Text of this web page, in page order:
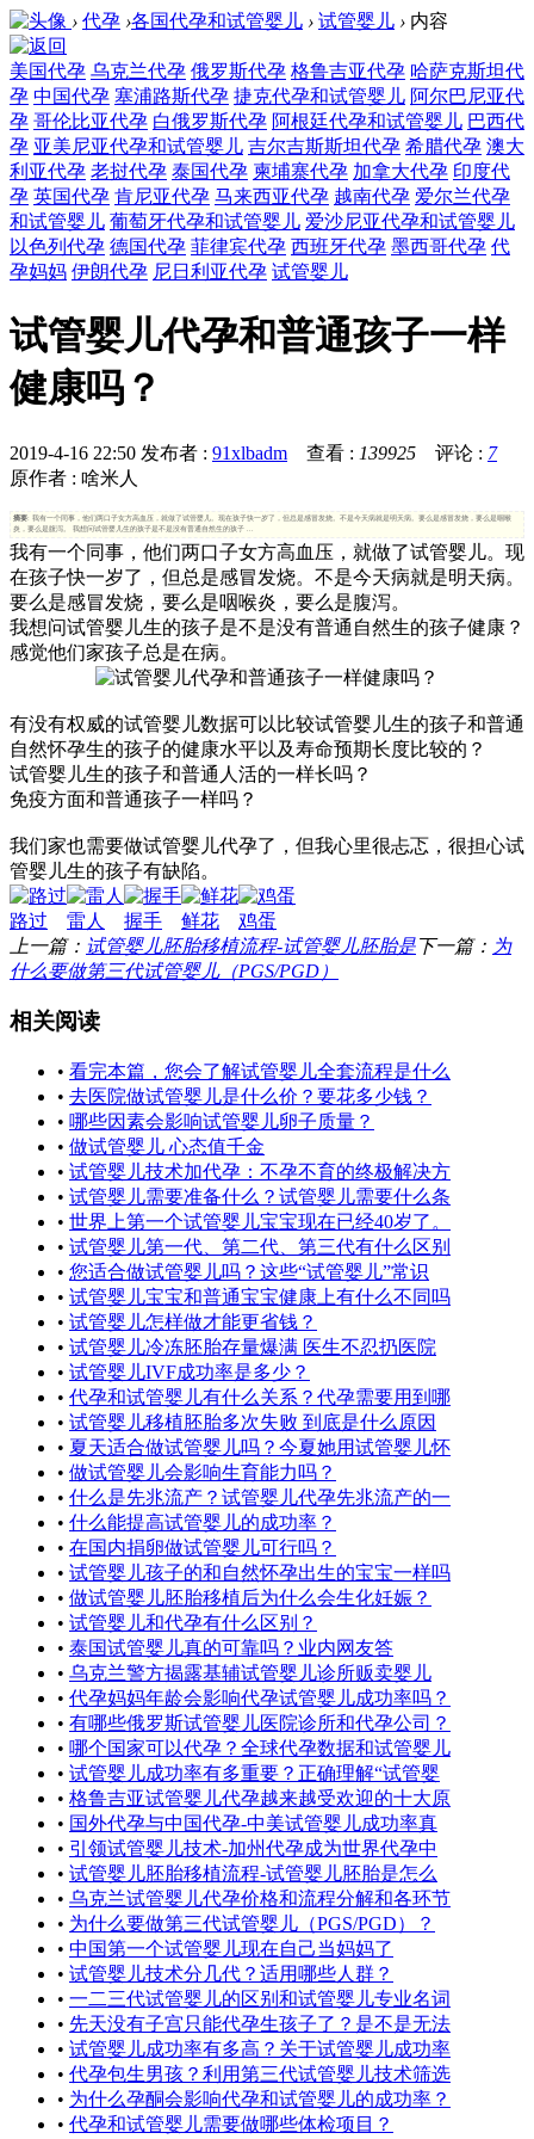
› 代孕 ›各国代孕和试管婴儿 › 试管婴儿 › 内容
美国代孕 乌克兰代孕 俄罗斯代孕 格鲁吉亚代孕 哈萨克斯坦代
孕 中国代孕 塞浦路斯代孕 捷克代孕和试管婴儿 阿尔巴尼亚代
孕 哥伦比亚代孕 白俄罗斯代孕 阿根廷代孕和试管婴儿 巴西代
孕 亚美尼亚代孕和试管婴儿 吉尔吉斯斯坦代孕 希腊代孕 澳大
利亚代孕 老挝代孕 泰国代孕 柬埔寨代孕 加拿大代孕 印度代
孕 英国代孕 肯尼亚代孕 马来西亚代孕 越南代孕 爱尔兰代孕
和试管婴儿 葡萄牙代孕和试管婴儿 爱沙尼亚代孕和试管婴儿
以色列代孕 德国代孕 菲律宾代孕 西班牙代孕 墨西哥代孕 代
孕妈妈 伊朗代孕 尼日利亚代孕 试管婴儿
试管婴儿代孕和普通孩子一样
健康吗？
2019-4-16 22:50 发布者 : 91xlbadm 查看 : 139925 评论 : 7
原作者 : 啥米人
摘要: 我有一个同事，他们两口子女方高血压，就做了试管婴儿。现在孩子快一岁了，但总是感冒发烧。不是今天病就是明天病。要么是感冒发烧，要么是咽喉
炎，要么是腹泻。 我想问试管婴儿生的孩子是不是没有普通自然生的孩子 ...
我有一个同事，他们两口子女方高血压，就做了试管婴儿。现
在孩子快一岁了，但总是感冒发烧。不是今天病就是明天病。
要么是感冒发烧，要么是咽喉炎，要么是腹泻。
我想问试管婴儿生的孩子是不是没有普通自然生的孩子健康？
感觉他们家孩子总是在病。
有没有权威的试管婴儿数据可以比较试管婴儿生的孩子和普通
自然怀孕生的孩子的健康水平以及寿命预期长度比较的？
试管婴儿生的孩子和普通人活的一样长吗？
免疫方面和普通孩子一样吗？
我们家也需要做试管婴儿代孕了，但我心里很忐忑，很担心试
管婴儿生的孩子有缺陷。
路过 雷人 握手 鲜花
鸡蛋
上一篇： 试管婴儿胚胎移植流程-试管婴儿胚胎是下一篇： 为
什么要做第三代试管婴儿（PGS/PGD）
相关阅读
• 看完本篇，您会了解试管婴儿全套流程是什么
• 去医院做试管婴儿是什么价？要花多少钱？
• 哪些因素会影响试管婴儿卵子质量？
• 做试管婴儿 心态值千金
• 试管婴儿技术加代孕：不孕不育的终极解决方
• 试管婴儿需要准备什么？试管婴儿需要什么条
• 世界上第一个试管婴儿宝宝现在已经40岁了。
• 试管婴儿第一代、第二代、第三代有什么区别
• 您适合做试管婴儿吗？这些“试管婴儿”常识
• 试管婴儿宝宝和普通宝宝健康上有什么不同吗
• 试管婴儿怎样做才能更省钱？
• 试管婴儿冷冻胚胎存量爆满 医生不忍扔医院
• 试管婴儿IVF成功率是多少？
• 代孕和试管婴儿有什么关系？代孕需要用到哪
• 试管婴儿移植胚胎多次失败 到底是什么原因
• 夏天适合做试管婴儿吗？今夏她用试管婴儿怀
• 做试管婴儿会影响生育能力吗？
• 什么是先兆流产？试管婴儿代孕先兆流产的一
• 什么能提高试管婴儿的成功率？
• 在国内捐卵做试管婴儿可行吗？
• 试管婴儿孩子的和自然怀孕出生的宝宝一样吗
• 做试管婴儿胚胎移植后为什么会生化妊娠？
• 试管婴儿和代孕有什么区别？
• 泰国试管婴儿真的可靠吗？业内网友答
• 乌克兰警方揭露基辅试管婴儿诊所贩卖婴儿
• 代孕妈妈年龄会影响代孕试管婴儿成功率吗？
• 有哪些俄罗斯试管婴儿医院诊所和代孕公司？
• 哪个国家可以代孕？全球代孕数据和试管婴儿
• 试管婴儿成功率有多重要？正确理解“试管婴
• 格鲁吉亚试管婴儿代孕越来越受欢迎的十大原
• 国外代孕与中国代孕-中美试管婴儿成功率真
• 引领试管婴儿技术-加州代孕成为世界代孕中
• 试管婴儿胚胎移植流程-试管婴儿胚胎是怎么
• 乌克兰试管婴儿代孕价格和流程分解和各环节
• 为什么要做第三代试管婴儿（PGS/PGD）？
• 中国第一个试管婴儿现在自己当妈妈了
• 试管婴儿技术分几代？适用哪些人群？
• 一二三代试管婴儿的区别和试管婴儿专业名词
• 先天没有子宫只能代孕生孩子了？是不是无法
• 试管婴儿成功率有多高？关于试管婴儿成功率
• 代孕包生男孩？利用第三代试管婴儿技术筛选
• 为什么孕酮会影响代孕和试管婴儿的成功率？
• 代孕和试管婴儿需要做哪些体检项目？